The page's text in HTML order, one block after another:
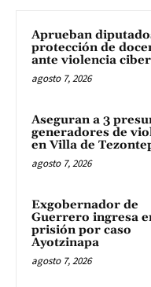
Aprueban
protección de
ante violencia
agosto 7, 2026
Aseguran a 3
generadores de
en Villa de
agosto 7, 2026
Exgobernador de
Guerrero ingresa
prisión por caso
Ayotzinapa
agosto 7, 2026